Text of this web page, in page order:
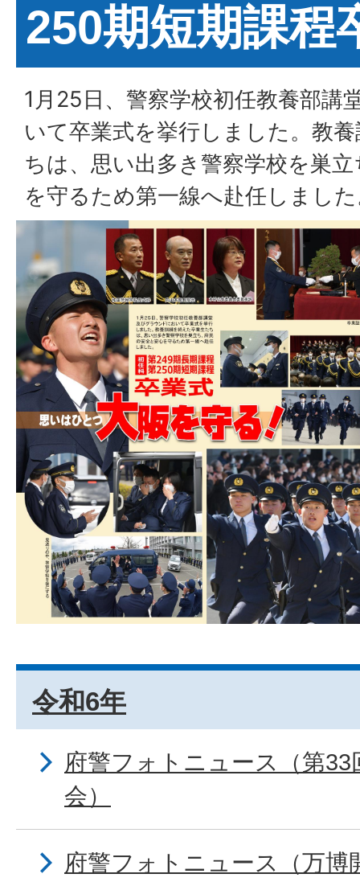
250期短期課程
1月25日、警察学校初任教養部講
いて卒業式を挙行しました。教
ちは、思い出多き警察学校を巣
を守るため第一線へ赴任しまし
令和6年
府警フォトニュース（第33
会）
府警フォトニュース（万博